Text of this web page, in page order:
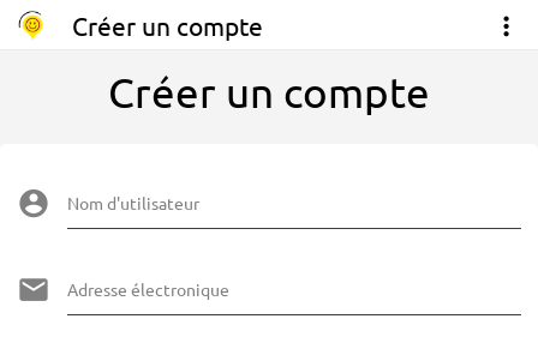
Créer un compte
Créer un compte
Nom d'utilisateur
Adresse électronique